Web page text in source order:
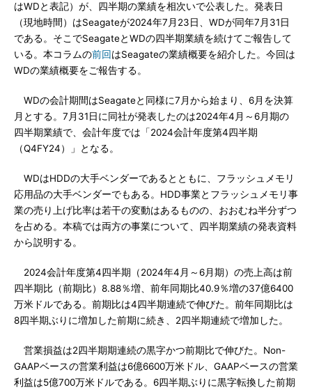
はWDと表記）が、四半期の業績を相次いで公表した。発表日
（現地時間）はSeagateが2024年7月23日、WDが同年7月31日
である。そこでSeagateとWDの四半期業績を続けてご報告して
いる。本コラムの前回はSeagateの業績概要を紹介した。今回は
WDの業績概要をご報告する。
WDの会計期間はSeagateと同様に7月から始まり、6月を決算
月とする。7月31日に同社が発表したのは2024年4月～6月期の
四半期業績で、会計年度では「2024会計年度第4四半期
（Q4FY24）」となる。
WDはHDDの大手ベンダーであるとともに、フラッシュメモリ
応用品の大手ベンダーでもある。HDD事業とフラッシュメモリ事
業の売り上げ比率は若干の変動はあるものの、おおむね半分ずつ
を占める。本稿では両方の事業について、四半期業績の発表資料
から説明する。
2024会計年度第4四半期（2024年4月～6月期）の売上高は前
四半期比（前期比）8.88％増、前年同期比40.9％増の37億6400
万米ドルである。前期比は4四半期連続で伸びた。前年同期比は
8四半期ぶりに増加した前期に続き、2四半期連続で増加した。
営業損益は2四半期期連続の黒字かつ前期比で伸びた。Non-
GAAPベースの営業利益は6億6600万米ドル、GAAPベースの営業
利益は5億700万米ドルである。6四半期ぶりに黒字転換した前期